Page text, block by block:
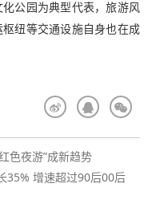
公园为典型代表，旅游风
纽等交通设施自身也在成
色夜游”成新趋势
35% 增速超过90后00后